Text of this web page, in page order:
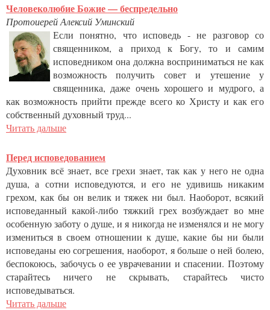
Человеколюбие Божие — беспредельно
Протоиерей Алексий Уминский
Если понятно, что исповедь - не разговор со
священни­ком, а приход к Богу, то и самим
исповедником она долж­на восприниматься не как
возможность получить совет и утешение у
священника, даже очень хорошего и мудрого, а
как возможность прийти прежде всего ко Христу и как его
собственный духовный труд...
Читать дальше
Перед исповедованием
Духовник всё знает, все грехи знает, так как у него не одна
душа, а сотни исповедуются, и его не удивишь никаким
грехом, как бы он велик и тяжек ни был. Наоборот, всякий
исповеданный какой-либо тяжкий грех возбуждает во мне
особенную заботу о душе, и я никогда не изменялся и не могу
измениться в своем отношении к душе, какие бы ни были
исповеданы ею согрешения, наоборот, я больше о ней болею,
беспокоюсь, забочусь о ее уврачевании и спасении. Поэтому
старайтесь ничего не скрывать, старайтесь чисто
исповедываться.
Читать дальше